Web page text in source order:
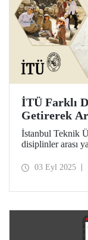
İTÜ Farklı
Getirerek
Üretiyor
İstanbul Teknik
disiplinler arası
dikkat çeken bir
öğrencilere
03 Eyl 2025